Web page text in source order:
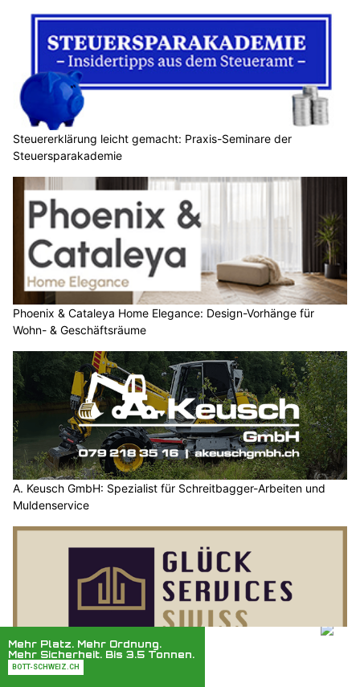
Steuererklärung leicht gemacht: Praxis-Seminare der
Steuersparakademie
Phoenix & Cataleya Home Elegance: Design-Vorhänge für
Wohn- & Geschäftsräume
A. Keusch GmbH: Spezialist für Schreitbagger-Arbeiten und
Muldenservice
Glück Services Swiss AG bietet Concierge-Service in der
Zentralschweiz